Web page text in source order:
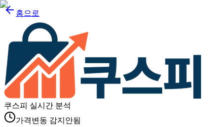
홈으로
쿠스피 실시간 분석
가격변동 감지안됨